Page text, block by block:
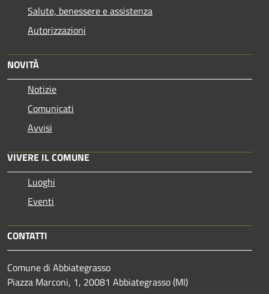
Salute, benessere e assistenza
Autorizzazioni
NOVITÀ
Notizie
Comunicati
Avvisi
VIVERE IL COMUNE
Luoghi
Eventi
CONTATTI
Comune di Abbiategrasso
Piazza Marconi, 1, 20081 Abbiategrasso (MI)